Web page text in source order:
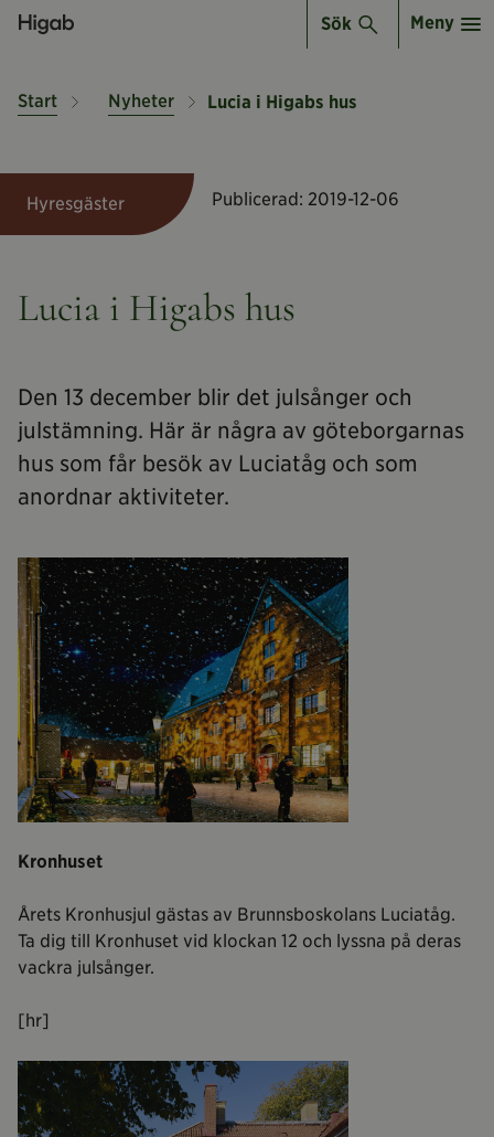
Sök Meny
Start Nyheter Lucia i Higabs hus
Hyresgäster Publicerad: 2019-12-06
Lucia i Higabs hus
Den 13 december blir det julsånger och
julstämning. Här är några av göteborgarnas
hus som får besök av Luciatåg och som
anordnar aktiviteter.
Kronhuset
Årets Kronhusjul gästas av Brunnsboskolans Luciatåg.
Ta dig till Kronhuset vid klockan 12 och lyssna på deras
vackra julsånger.
[hr]